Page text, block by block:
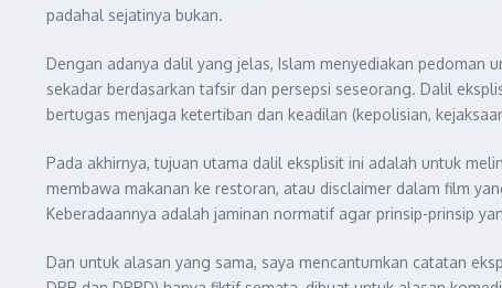
padahal sejatinya bukan.
Dengan adanya dalil yang jelas, Islam menyediakan
sekadar berdasarkan tafsir dan persepsi seseorang. Dalil
bertugas menjaga ketertiban dan keadilan (kepolisian,
Pada akhirnya, tujuan utama dalil eksplisit ini adalah untuk
membawa makanan ke restoran, atau disclaimer dalam film
Keberadaannya adalah jaminan normatif agar prinsip-prinsip
Dan untuk alasan yang sama, saya mencantumkan catatan